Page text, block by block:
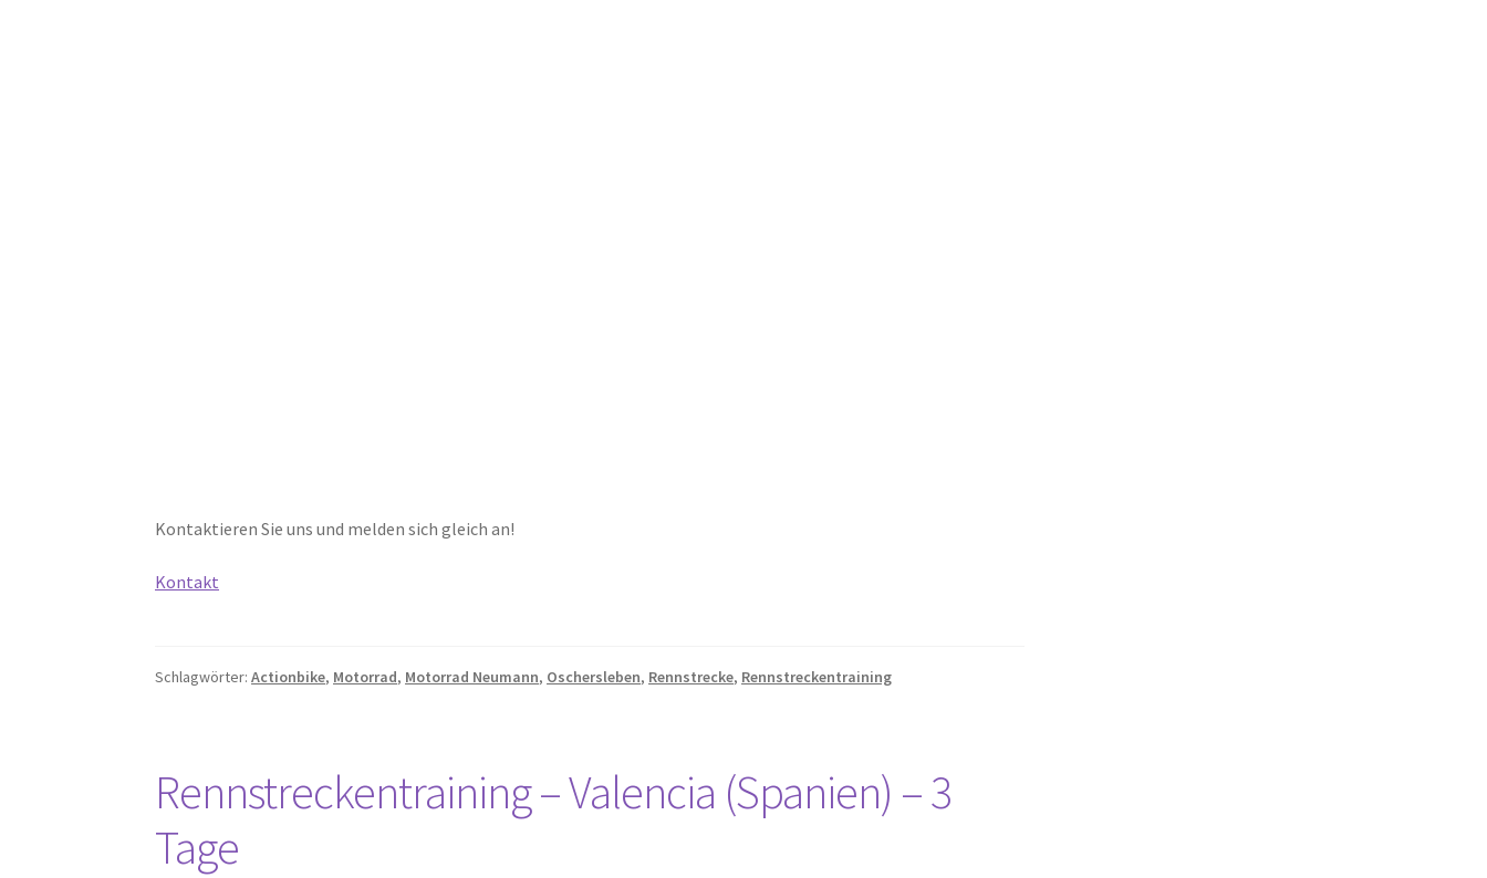
Kontaktieren Sie uns und melden sich gleich an!
Kontakt
Schlagwörter:Actionbike, Motorrad, Motorrad Neumann, Oschersleben, Rennstrecke, Rennstreckentraining
Rennstreckentraining – Valencia (Spanien) – 3
Tage